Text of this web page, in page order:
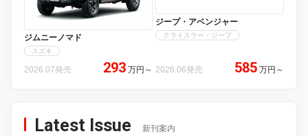
ジムニーノマド
スズキ
2026.07発売 293 万円 ～
ジープ・アベンジャー
クライスラー・ジープ
2026.06発売 585 万円 ～
Latest Issue 新刊案内